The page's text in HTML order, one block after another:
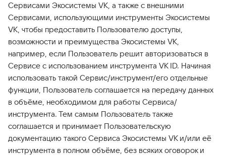
Сервисами Экосистемы VK, а также с внешними
Сервисами, использующими инструменты Экосистемы
VK, чтобы предоставить Пользователю доступы,
возможности и преимущества Экосистемы VK,
например, если Пользователь решит авторизоваться в
Сервисе с использованием инструмента VK ID. Начиная
использовать такой Сервис/инструмент/его отдельные
функции, Пользователь соглашается на передачу данных
в объёме, необходимом для работы Сервиса/
инструмента. Тем самым Пользователь также
соглашается и принимает Пользовательскую
документацию такого Сервиса Экосистемы VK и/или её
инструмента в полном объёме, без всяких оговорок и